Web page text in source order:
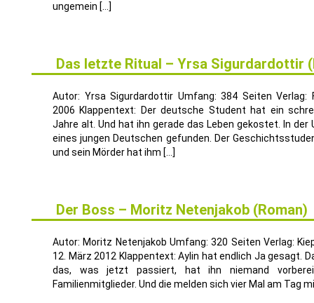
ungemein […]
Das letzte Ritual – Yrsa Sigurdardottir
Autor: Yrsa Sigurdardottir Umfang: 384 Seiten Verlag:
2006 Klappentext: Der deutsche Student hat ein
Jahre alt. Und hat ihn gerade das Leben gekostet. In der
eines jungen Deutschen gefunden. Der
und sein Mörder hat ihm […]
Der Boss – Moritz Netenjakob (Roman)
Autor: Moritz Netenjakob Umfang: 320 Seiten Verlag:
12. März 2012 Klappentext: Aylin hat endlich Ja gesagt.
das, was jetzt passiert, hat ihn niemand
Familienmitglieder. Und die melden sich vier Mal am Tag